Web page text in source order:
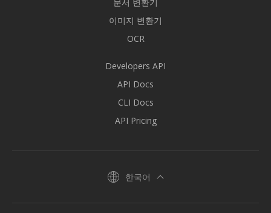
이미지 변환기
OCR
Developers API
API Docs
CLI Docs
API Pricing
한국어